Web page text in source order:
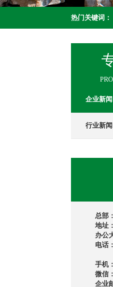
热门关键词：
企业新闻
行业新闻
总部：
地址
办公
电话
手机
微信
企业